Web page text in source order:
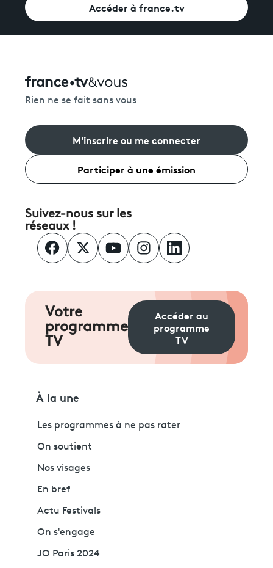
Accéder à france.tv
Rien ne se fait sans vous
M'inscrire ou me connecter
Participer à une émission
Suivez-nous sur les
réseaux !
Votre
programme
TV
Accéder au
programme
TV
À la une
Les programmes à ne pas rater
On soutient
Nos visages
En bref
Actu Festivals
On s'engage
JO Paris 2024